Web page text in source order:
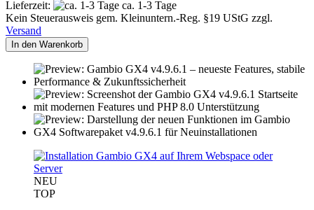
Lieferzeit:
ca. 1-3 Tage
Kein Steuerausweis gem. Kleinuntern.-Reg. §19 UStG zzgl.
Versand
In den Warenkorb
NEU
TOP